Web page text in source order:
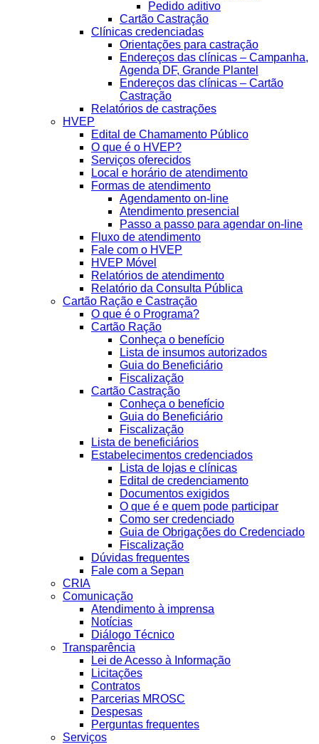
Pedido aditivo
Cartão Castração
Clínicas credenciadas
Orientações para castração
Endereços das clínicas – Campanha,
Agenda DF, Grande Plantel
Endereços das clínicas – Cartão
Castração
Relatórios de castrações
HVEP
Edital de Chamamento Público
O que é o HVEP?
Serviços oferecidos
Local e horário de atendimento
Formas de atendimento
Agendamento on-line
Atendimento presencial
Passo a passo para agendar on-line
Fluxo de atendimento
Fale com o HVEP
HVEP Móvel
Relatórios de atendimento
Relatório da Consulta Pública
Cartão Ração e Castração
O que é o Programa?
Cartão Ração
Conheça o benefício
Lista de insumos autorizados
Guia do Beneficiário
Fiscalização
Cartão Castração
Conheça o benefício
Guia do Beneficiário
Fiscalização
Lista de beneficiários
Estabelecimentos credenciados
Lista de lojas e clínicas
Edital de credenciamento
Documentos exigidos
O que é e quem pode participar
Como ser credenciado
Guia de Obrigações do Credenciado
Fiscalização
Dúvidas frequentes
Fale com a Sepan
CRIA
Comunicação
Atendimento à imprensa
Notícias
Diálogo Técnico
Transparência
Lei de Acesso à Informação
Licitações
Contratos
Parcerias MROSC
Despesas
Perguntas frequentes
Serviços